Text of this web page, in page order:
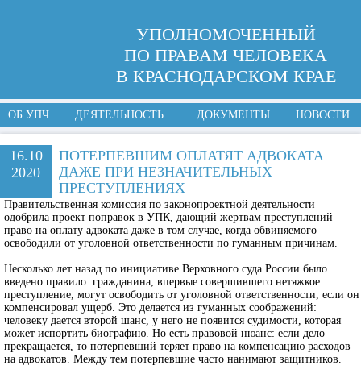
УПОЛНОМОЧЕННЫЙ
ПО ПРАВАМ ЧЕЛОВЕКА
В КРАСНОДАРСКОМ КРАЕ
ОБ УПЧ ДЕЯТЕЛЬНОСТЬ ДОКУМЕНТЫ НОВОСТИ
16.10
2020
ПОТЕРПЕВШИМ ОПЛАТЯТ АДВОКАТА
ДАЖЕ ПРИ НЕЗНАЧИТЕЛЬНЫХ
ПРЕСТУПЛЕНИЯХ
Правительственная комиссия по законопроектной деятельности
одобрила проект поправок в УПК, дающий жертвам преступлений
право на оплату адвоката даже в том случае, когда обвиняемого
освободили от уголовной ответственности по гуманным причинам.
Несколько лет назад по инициативе Верховного суда России было
введено правило: гражданина, впервые совершившего нетяжкое
преступление, могут освободить от уголовной ответственности, если он
компенсировал ущерб. Это делается из гуманных соображений:
человеку дается второй шанс, у него не появится судимости, которая
может испортить биографию. Но есть правовой нюанс: если дело
прекращается, то потерпевший теряет право на компенсацию расходов
на адвокатов. Между тем потерпевшие часто нанимают защитников.